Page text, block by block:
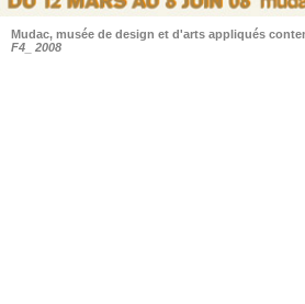
Mudac, musée de design et d'arts appliqués
F4_ 2008